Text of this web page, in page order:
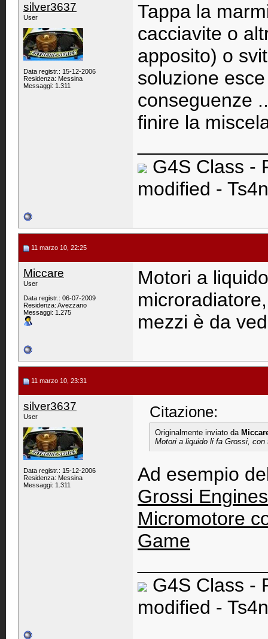
silver3637
User
Data registr.: 15-12-2006
Residenza: Messina
Messaggi: 1.311
Tappa la
cacciavite o
apposito) o
soluzione
conseguenze
finire la
G4S Class -
modified -
11 marzo 10, 22:25
Miccare
User
Data registr.: 06-07-2009
Residenza: Avezzano
Messaggi: 1.275
Motori a
mezzi è da
11 marzo 10, 23:31
silver3637
User
Data registr.: 15-12-2006
Residenza: Messina
Messaggi: 1.311
Citazione:
Originalmente inviato da
Motori a liquido li fa Grossi,
Ad esempio
Grossi
Micromotore
Game
G4S Class -
modified -